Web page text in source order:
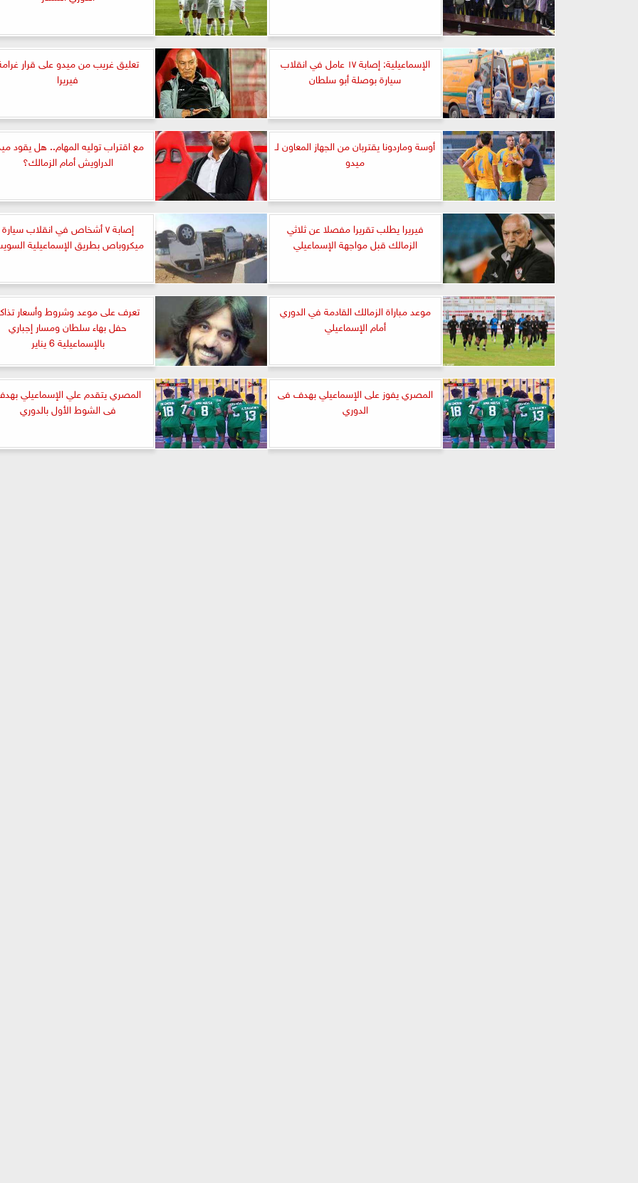
الإسماعيلية: إصابة ١٧ عامل في انقلاب
سيارة بوصلة أبو سلطان
تعليق غريب من ميدو على قرار
فيريرا
أوسة وماردونا يقتربان من الجهاز المعاون لـ
ميدو
مع اقتراب توليه المهام.. هل يقود
الدراويش أمام الزمالك؟
فيريرا يطلب تقريرا مفصلا عن ثلاثي
الزمالك قبل مواجهة الإسماعيلي
إصابة ٧ أشخاص في انقلاب سيارة
ميكروباص بطريق الإسماعيلية
موعد مباراة الزمالك القادمة في الدوري
أمام الإسماعيلي
تعرف على موعد وشروط وأسعار
حفل بهاء سلطان ومسار إجباري
بالإسماعيلية 6 يناير
المصري يفوز على الإسماعيلي بهدف فى
الدوري
المصري يتقدم علي الإسماعيلي
فى الشوط الأول بالدوري